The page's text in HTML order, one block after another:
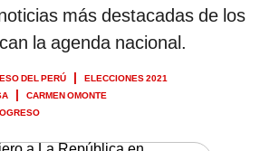
más destacadas de los
la agenda nacional.
DEL PERÚ
ELECCIONES 2021
CARMEN OMONTE